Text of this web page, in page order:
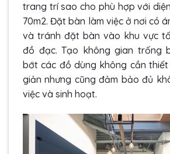
trang trí sao cho phù hợp với
70m2. Đặt bàn làm việc ở nơi có
và tránh đặt bàn vào khu vực
đồ đạc. Tạo không gian trống
bớt các đồ dùng không cần
giản nhưng cũng đảm bảo đủ
việc và sinh hoạt.